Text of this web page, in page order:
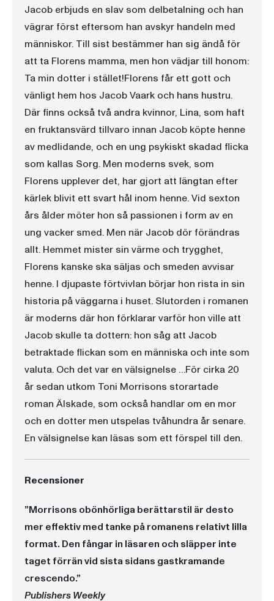
Jacob erbjuds en slav som delbetalning och han
vägrar först eftersom han avskyr handeln med
människor. Till sist bestämmer han sig ändå för
att ta Florens mamma, men hon vädjar till honom:
Ta min dotter i stället!Florens får ett gott och
vänligt hem hos Jacob Vaark och hans hustru.
Där finns också två andra kvinnor, Lina, som haft
en fruktansvärd tillvaro innan Jacob köpte henne
av medlidande, och en ung psykiskt skadad flicka
som kallas Sorg. Men moderns svek, som
Florens upplever det, har gjort att längtan efter
kärlek blivit ett svart hål inom henne. Vid sexton
års ålder möter hon så passionen i form av en
ung vacker smed. Men när Jacob dör förändras
allt. Hemmet mister sin värme och trygghet,
Florens kanske ska säljas och smeden avvisar
henne. I djupaste förtvivlan börjar hon rista in sin
historia på väggarna i huset. Slutorden i romanen
är moderns där hon förklarar varför hon ville att
Jacob skulle ta dottern: hon såg att Jacob
betraktade flickan som en människa och inte som
valuta. Och det var en välsignelse …För cirka 20
år sedan utkom Toni Morrisons storartade
roman Älskade, som också handlar om en mor
och en dotter men utspelas tvåhundra år senare.
En välsignelse kan läsas som ett förspel till den.
Recensioner
”Morrisons obönhörliga berättarstil är desto
mer effektiv med tanke på romanens relativt lilla
format. Den fångar in läsaren och släpper inte
taget förrän vid sista sidans gastkramande
crescendo.”
Publishers Weekly